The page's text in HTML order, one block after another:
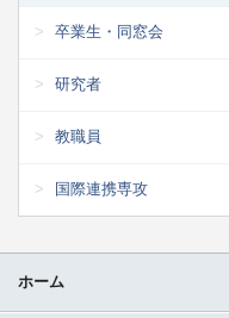
卒業生・同窓会
研究者
教職員
国際連携専攻
ホーム